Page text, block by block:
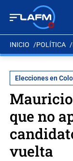
INICIO POLÍTICA
Elecciones en
que no
vuelta